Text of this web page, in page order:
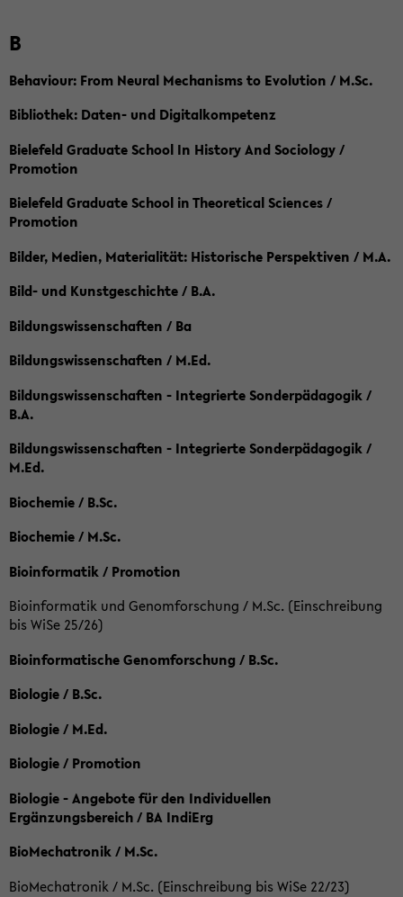
B
Behaviour: From Neural Mechanisms to Evolution / M.Sc.
Bibliothek: Daten- und Digitalkompetenz
Bielefeld Graduate School In History And Sociology /
Promotion
Bielefeld Graduate School in Theoretical Sciences /
Promotion
Bilder, Medien, Materialität: Historische Perspektiven / M.A.
Bild- und Kunstgeschichte / B.A.
Bildungswissenschaften / Ba
Bildungswissenschaften / M.Ed.
Bildungswissenschaften - Integrierte Sonderpädagogik /
B.A.
Bildungswissenschaften - Integrierte Sonderpädagogik /
M.Ed.
Biochemie / B.Sc.
Biochemie / M.Sc.
Bioinformatik / Promotion
Bioinformatik und Genomforschung / M.Sc. (Einschreibung
bis WiSe 25/26)
Bioinformatische Genomforschung / B.Sc.
Biologie / B.Sc.
Biologie / M.Ed.
Biologie / Promotion
Biologie - Angebote für den Individuellen
Ergänzungsbereich / BA IndiErg
BioMechatronik / M.Sc.
BioMechatronik / M.Sc. (Einschreibung bis WiSe 22/23)